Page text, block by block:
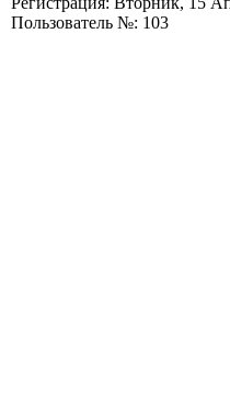
Пользователь №: 103